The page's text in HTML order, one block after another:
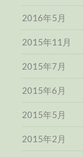
2016年5月
2015年11月
2015年7月
2015年6月
2015年5月
2015年2月